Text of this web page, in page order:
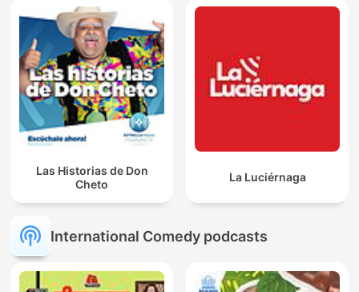
Las Historias de Don
Cheto
La Luciérnaga
International Comedy podcasts